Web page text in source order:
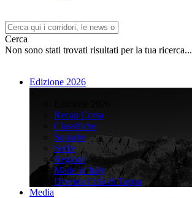
Cerca
Non sono stati trovati risultati per la tua ricerca...
Edizione 2026
Recap Corsa
Classifiche
Squadre
Salite
Regioni
Made in Italy
Diventa Città di Tappa
Media